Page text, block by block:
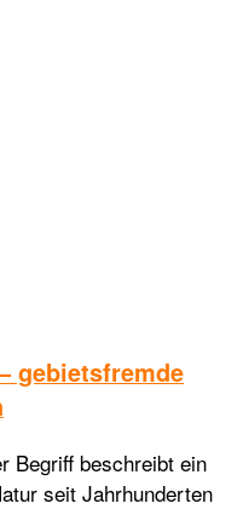
gebietsfremde
Begriff beschreibt ein
seit Jahrhunderten